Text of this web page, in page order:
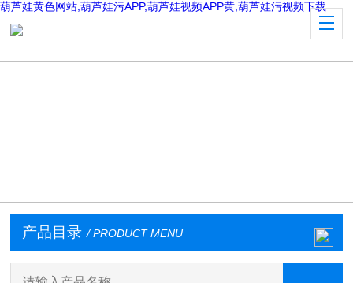
葫芦娃黄色网站,葫芦娃污APP,葫芦娃视频APP黄,葫芦娃污视频下载
产品目录 / PRODUCT MENU